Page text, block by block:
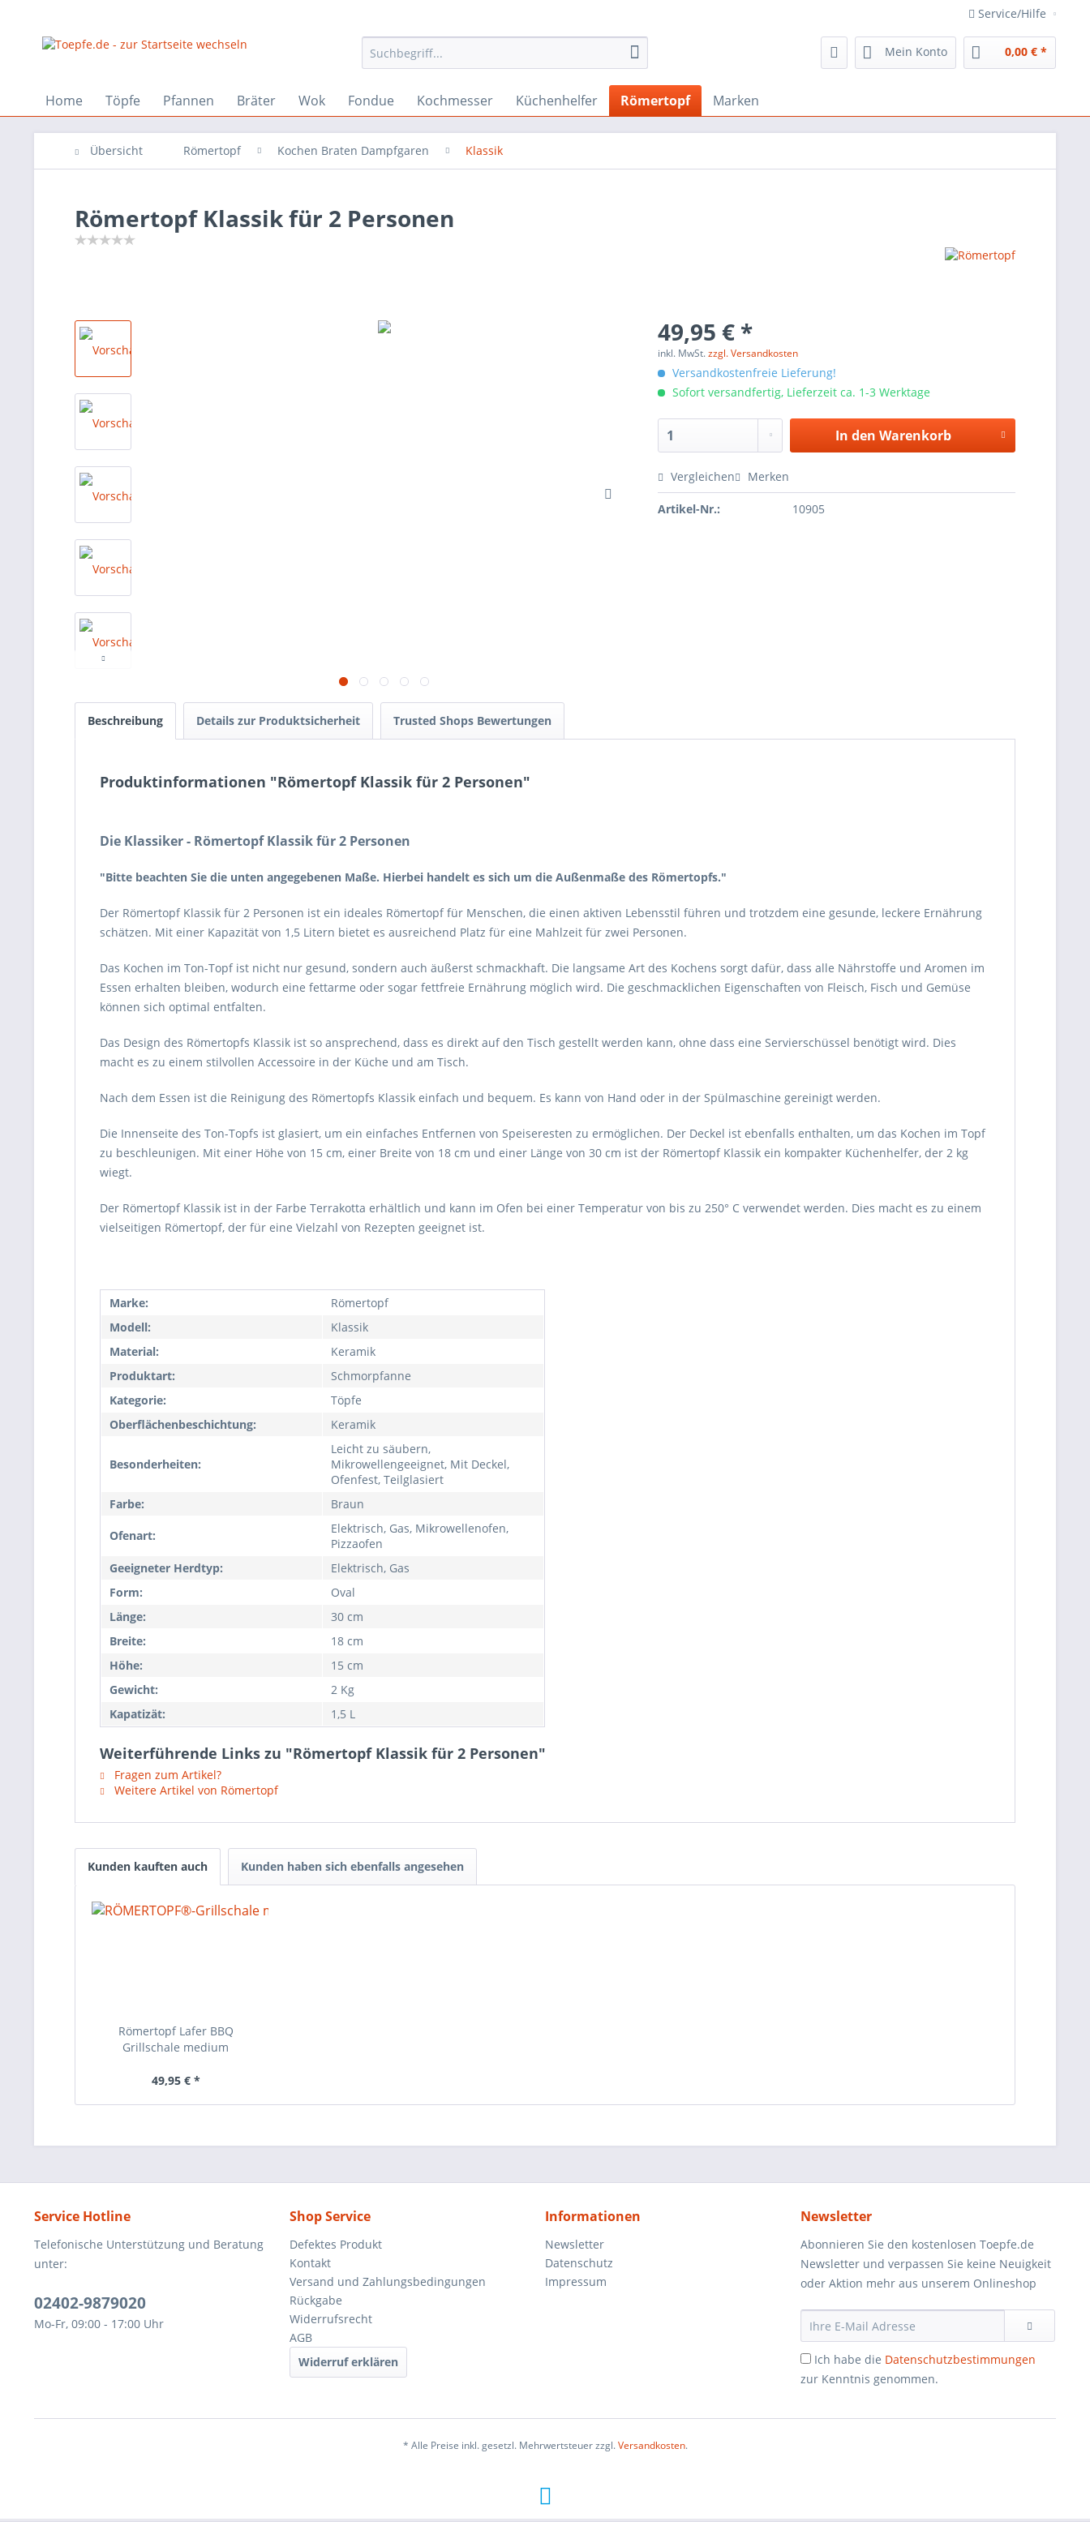
Service/Hilfe
Mein Konto 0,00 € *
Home Töpfe Pfannen Bräter Wok Fondue Kochmesser Küchenhelfer Römertopf Marken
Übersicht Römertopf Kochen Braten Dampfgaren Klassik
Römertopf Klassik für 2 Personen
49,95 € *
inkl. MwSt.zzgl. Versandkosten
Versandkostenfreie Lieferung!
Sofort versandfertig, Lieferzeit ca. 1-3 Werktage
In den Warenkorb
Vergleichen Merken
Artikel-Nr.: 10905
Beschreibung Details zur Produktsicherheit Trusted Shops Bewertungen
Produktinformationen "Römertopf Klassik für 2 Personen"
Die Klassiker - Römertopf Klassik für 2 Personen
"Bitte beachten Sie die unten angegebenen Maße. Hierbei handelt es sich um die Außenmaße des Römertopfs."
Der Römertopf Klassik für 2 Personen ist ein ideales Römertopf für Menschen, die einen aktiven Lebensstil führen und trotzdem eine gesunde, leckere Ernährung
schätzen. Mit einer Kapazität von 1,5 Litern bietet es ausreichend Platz für eine Mahlzeit für zwei Personen.
Das Kochen im Ton-Topf ist nicht nur gesund, sondern auch äußerst schmackhaft. Die langsame Art des Kochens sorgt dafür, dass alle Nährstoffe und Aromen im
Essen erhalten bleiben, wodurch eine fettarme oder sogar fettfreie Ernährung möglich wird. Die geschmacklichen Eigenschaften von Fleisch, Fisch und Gemüse
können sich optimal entfalten.
Das Design des Römertopfs Klassik ist so ansprechend, dass es direkt auf den Tisch gestellt werden kann, ohne dass eine Servierschüssel benötigt wird. Dies
macht es zu einem stilvollen Accessoire in der Küche und am Tisch.
Nach dem Essen ist die Reinigung des Römertopfs Klassik einfach und bequem. Es kann von Hand oder in der Spülmaschine gereinigt werden.
Die Innenseite des Ton-Topfs ist glasiert, um ein einfaches Entfernen von Speiseresten zu ermöglichen. Der Deckel ist ebenfalls enthalten, um das Kochen im Topf
zu beschleunigen. Mit einer Höhe von 15 cm, einer Breite von 18 cm und einer Länge von 30 cm ist der Römertopf Klassik ein kompakter Küchenhelfer, der 2 kg
wiegt.
Der Römertopf Klassik ist in der Farbe Terrakotta erhältlich und kann im Ofen bei einer Temperatur von bis zu 250° C verwendet werden. Dies macht es zu einem
vielseitigen Römertopf, der für eine Vielzahl von Rezepten geeignet ist.
Marke:
Römertopf
Modell:
Klassik
Material:
Keramik
Produktart:
Schmorpfanne
Kategorie:
Töpfe
Oberflächenbeschichtung:
Keramik
Besonderheiten:
Leicht zu säubern,
Mikrowellengeeignet, Mit Deckel,
Ofenfest, Teilglasiert
Farbe:
Braun
Ofenart:
Elektrisch, Gas, Mikrowellenofen,
Pizzaofen
Geeigneter Herdtyp:
Elektrisch, Gas
Form:
Oval
Länge:
30 cm
Breite:
18 cm
Höhe:
15 cm
Gewicht:
2 Kg
Kapatizät:
1,5 L
Weiterführende Links zu "Römertopf Klassik für 2 Personen"
Fragen zum Artikel?
Weitere Artikel von Römertopf
Kunden kauften auch Kunden haben sich ebenfalls angesehen
Römertopf Lafer BBQ
Grillschale medium
49,95 € *
Service Hotline
Telefonische Unterstützung und Beratung
unter:
02402-9879020
Mo-Fr, 09:00 - 17:00 Uhr
Shop Service
Defektes Produkt
Kontakt
Versand und Zahlungsbedingungen
Rückgabe
Widerrufsrecht
AGB
Widerruf erklären
Informationen
Newsletter
Datenschutz
Impressum
Newsletter
Abonnieren Sie den kostenlosen Toepfe.de
Newsletter und verpassen Sie keine Neuigkeit
oder Aktion mehr aus unserem Onlineshop
Ich habe die Datenschutzbestimmungen
zur Kenntnis genommen.
* Alle Preise inkl. gesetzl. Mehrwertsteuer zzgl.Versandkosten.